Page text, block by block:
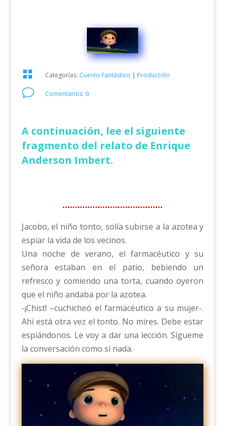
 Categorías: Cuento Fantástico | Producción
v Comentarios: 0
A continuación, lee el siguiente
fragmento del relato de Enrique
Anderson Imbert.
………………………………….
Jacobo, el niño tonto, solía subirse a la azotea y
espiar la vida de los vecinos.
Una noche de verano, el farmacéutico y su
señora estaban en el patio, bebiendo un
refresco y comiendo una torta, cuando oyeron
que el niño andaba por la azotea.
-¡Chist! –cuchicheó el farmacéutico a su mujer-.
Ahí está otra vez el tonto. No mires. Debe estar
espiándonos. Le voy a dar una lección. Sígueme
la conversación como si nada.